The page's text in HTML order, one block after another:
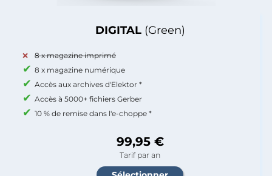
DIGITAL (Green)
8 x magazine imprimé
8 x magazine numérique
Accès aux archives d'Elektor *
Accès à 5000+ fichiers Gerber
10 % de remise dans l'e-choppe *
99,95 €
Tarif par an